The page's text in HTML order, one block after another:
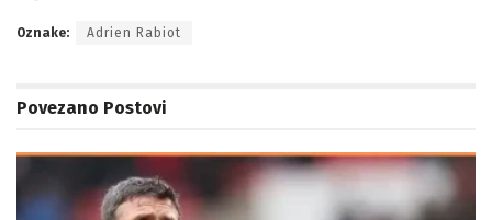
Oznake: Adrien Rabiot
Povezano Postovi